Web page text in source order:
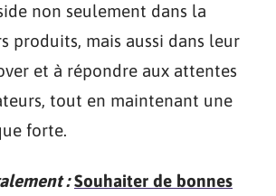
non seulement dans la
produits, mais aussi dans leur
et à répondre aux attentes
tout en maintenant une
forte.
: Souhaiter de bonnes